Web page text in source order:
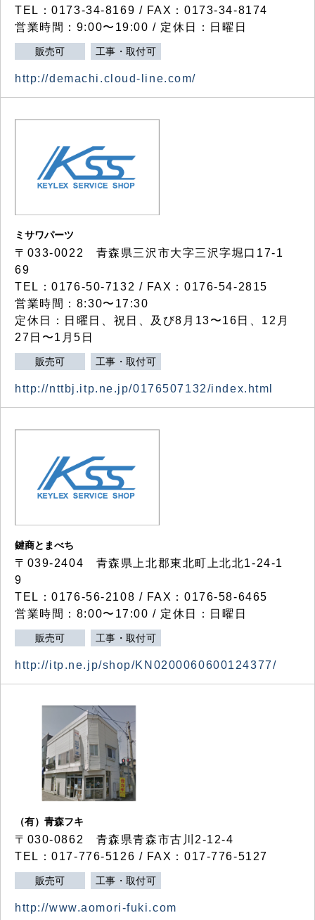
TEL：0173-34-8169 / FAX：0173-34-8174
営業時間：9:00〜19:00 / 定休日：日曜日
販売可 工事・取付可
http://demachi.cloud-line.com/
ミサワパーツ
〒033-0022 青森県三沢市大字三沢字堀口17-1
69
TEL：0176-50-7132 / FAX：0176-54-2815
営業時間：8:30〜17:30
定休日：日曜日、祝日、及び8月13〜16日、12月
27日〜1月5日
販売可 工事・取付可
http://nttbj.itp.ne.jp/0176507132/index.html
鍵商とまべち
〒039-2404 青森県上北郡東北町上北北1-24-1
9
TEL：0176-56-2108 / FAX：0176-58-6465
営業時間：8:00〜17:00 / 定休日：日曜日
販売可 工事・取付可
http://itp.ne.jp/shop/KN0200060600124377/
（有）青森フキ
〒030-0862 青森県青森市古川2-12-4
TEL：017-776-5126 / FAX：017-776-5127
販売可 工事・取付可
http://www.aomori-fuki.com